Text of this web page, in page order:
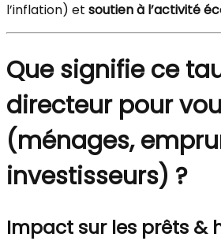
l’inflation) et soutien à l’activité
Que signifie ce
directeur pour
(ménages,
investisseurs) ?
Impact sur les prêts &